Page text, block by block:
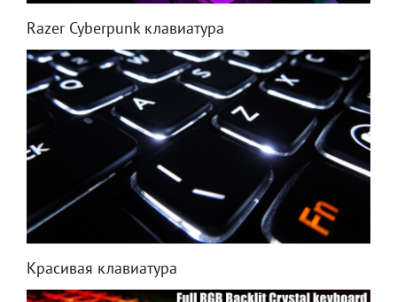
Razer Cyberpunk клавиатура
Красивая клавиатура